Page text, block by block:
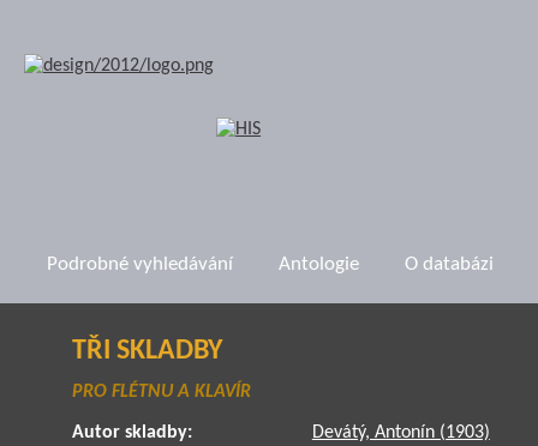
Podrobné vyhledávání Antologie O databázi
TŘI SKLADBY
PRO FLÉTNU A KLAVÍR
Autor skladby: Devátý, Antonín (1903)